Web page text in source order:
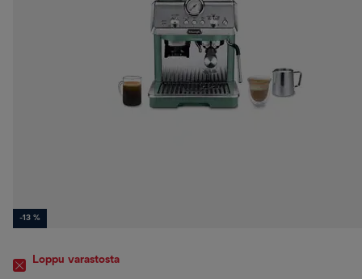
-13 %
Loppu varastosta